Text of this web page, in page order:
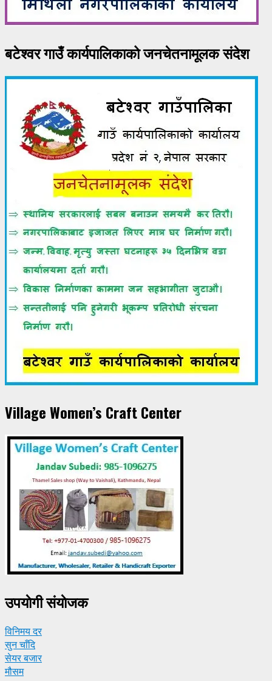
बटेश्वर गाउँ कार्यपालिकाको जनचेतनामूलक संदेश
Village Women’s Craft Center
उपयाेगी संयाेजक
विनिमय दर
सुन चाँदि
सेयर बजार
मौसम